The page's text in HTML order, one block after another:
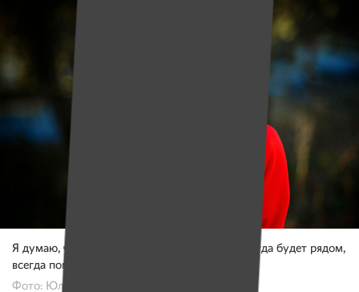
Я думаю, что друг — это человек, который всегда будет рядом,
всегда поможет и никогда не предаст тебя.
Фото: Юлия Мацкевич